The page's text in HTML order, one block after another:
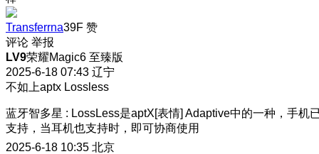
Transferrna39F 赞
评论 举报
LV9荣耀Magic6 至臻版
2025-6-18 07:43 辽宁
不如上aptx Lossless
蓝牙智多星 : LossLess是aptX[表情] Adaptive中的一种，手机
支持，当耳机也支持时，即可协商使用
2025-6-18 10:35 北京